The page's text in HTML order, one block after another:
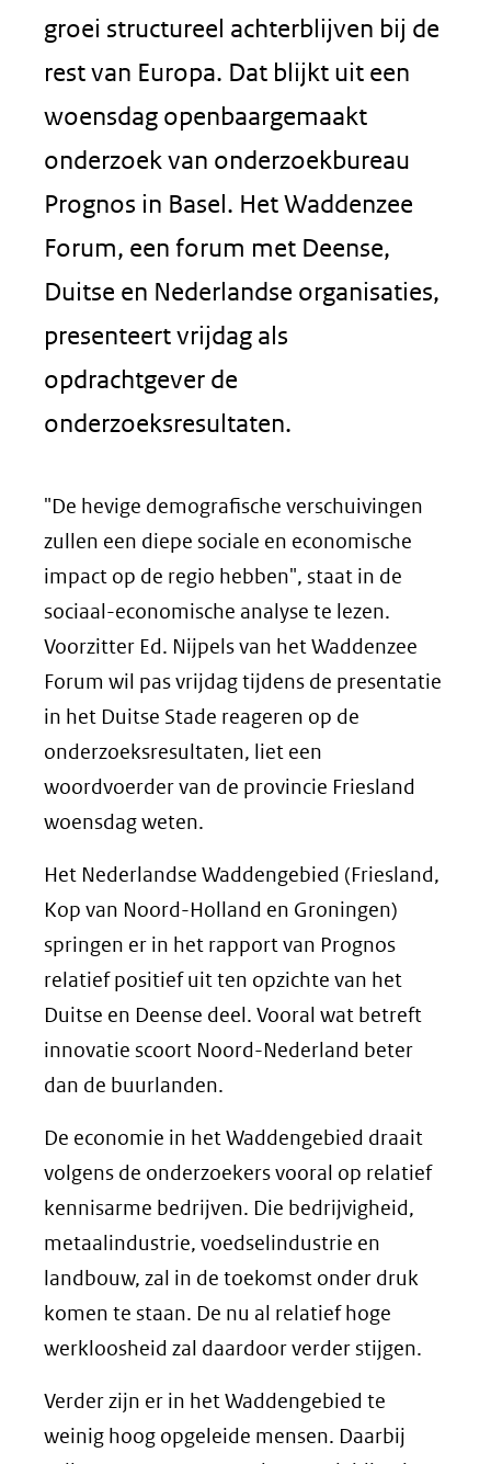
groei structureel achterblijven bij de
rest van Europa. Dat blijkt uit een
woensdag openbaargemaakt
onderzoek van onderzoekbureau
Prognos in Basel. Het Waddenzee
Forum, een forum met Deense,
Duitse en Nederlandse organisaties,
presenteert vrijdag als
opdrachtgever de
onderzoeksresultaten.
"De hevige demografische verschuivingen
zullen een diepe sociale en economische
impact op de regio hebben", staat in de
sociaal-economische analyse te lezen.
Voorzitter Ed. Nijpels van het Waddenzee
Forum wil pas vrijdag tijdens de presentatie
in het Duitse Stade reageren op de
onderzoeksresultaten, liet een
woordvoerder van de provincie Friesland
woensdag weten.
Het Nederlandse Waddengebied (Friesland,
Kop van Noord-Holland en Groningen)
springen er in het rapport van Prognos
relatief positief uit ten opzichte van het
Duitse en Deense deel. Vooral wat betreft
innovatie scoort Noord-Nederland beter
dan de buurlanden.
De economie in het Waddengebied draait
volgens de onderzoekers vooral op relatief
kennisarme bedrijven. Die bedrijvigheid,
metaalindustrie, voedselindustrie en
landbouw, zal in de toekomst onder druk
komen te staan. De nu al relatief hoge
werkloosheid zal daardoor verder stijgen.
Verder zijn er in het Waddengebied te
weinig hoog opgeleide mensen. Daarbij